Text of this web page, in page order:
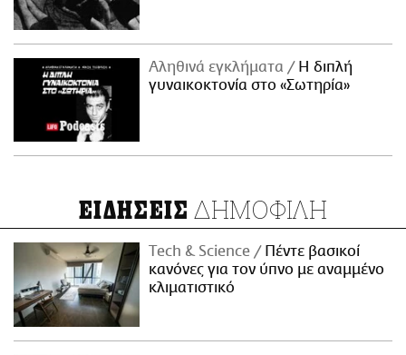
Αληθινά εγκλήματα
Η διπλή
γυναικοκτονία στο «Σωτηρία»
ΕΙΔΗΣΕΙΣ ΔΗΜΟΦΙΛΗ
Τech & Science
Πέντε βασικοί
κανόνες για τον ύπνο με αναμμένο
κλιματιστικό